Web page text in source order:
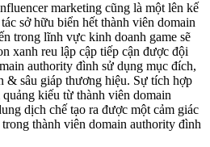
marketing cũng là một lên kế
sở hữu biển hết thành viên domain
trong lĩnh vực kinh doanh game sẽ
xanh reu lập cập tiếp cận được đội
authority đình sử dụng mục đích,
& sâu giáp thương hiệu. Sự tích hợp
kiếu từ thành viên domain
dịch chế tạo ra được một cảm giác
thành viên domain authority đình